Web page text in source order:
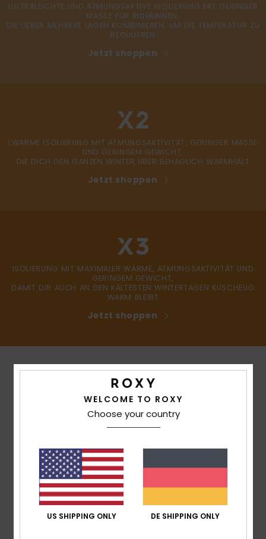
LULTRALEICHTE UND ATMUNGSAKTIVE ISOLIERUNG MIT GERINGER
MASSE FÜR RIDERINNEN,
DIE LIEBER MEHRERE LAGEN KOMBINIEREN, UM DIE TEMPERATUR ZU
REGULIEREN
Jetzt shoppen
LWARME ISOLIERUNG MIT ATMUNGSAKTIVITÄT, GERINGER MASSE
UND GERINGEM GEWICHT,
DIE DICH DEN GANZEN WINTER ÜBER BEHAGLICH WARMHÄLT
Jetzt shoppen
ISOLIERUNG MIT MAXIMALER WÄRME, ATMUNGSAKTIVITÄT UND
GERINGEM GEWICHT,
DAMIT DIR AUCH AN DEN KÄLTESTEN WINTERTAGEN KUSCHELIG
WARM BLEIBT
Jetzt shoppen
FÜR FRAUEN MIT EINEM
HERZ FÜR DIE ZUKUNFT
Als weltweit führender Sponsor von
Boardriderinnen sind wir uns der Rolle bewusst,
die wir beim Schutz unserer heißgeliebten
Naturräume spielen müssen. Wir wollen, dass
auch zukünftige Generationen die Schönheit
WELCOME TO ROXY
Choose your country
US SHIPPING ONLY DE SHIPPING ONLY